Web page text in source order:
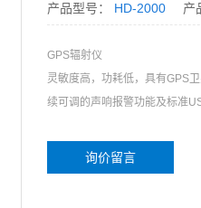
产品型号： HD-2000 产
GPS辐射仪
灵敏度高，功耗低，具有GPS
续可调的声响报警功能及标准
询价留言